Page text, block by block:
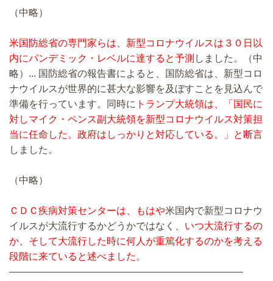
（中略）
米国防総省の専門家らは、新型コロナウイルスは３０日以
内にパンデミック・レベルに達すると予測 しました。
（中
略）... 国防総省の報告書によると、国防総省は、新型コロ
ナウイルスが世界的に甚大な影響を及ぼすことを見込んで
準備を行っています。同時に トランプ大統領は、「国民に
対しマイク・ペンス副大統領を新型コロナウイルス対策担
当に任命した。政府はしっかりと対応している。」と断言
しました。
（中略）
ＣＤＣ疾病対策センターは、もはや米国内で新型コロナウ
イルスが大流行するかどうかではなく、 いつ大流行するの
か、そして大流行した時に何人が重篤化するのかを考える
段階に来ていると述べました。
————————————————————————